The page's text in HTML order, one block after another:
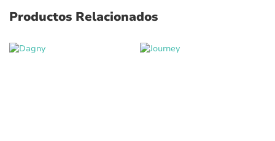
Productos Relacionados